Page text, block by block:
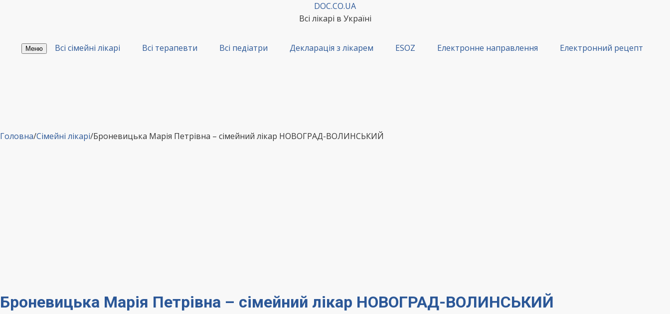
DOC.CO.UA
Всі лікарі в Україні
Меню Всі сімейні лікарі Всі терапевти Всі педіатри Декларація з лікарем ESOZ Електронне направлення Електронний рецепт
Головна/Сімейні лікарі/Броневицька Марія Петрівна – сімейний лікар НОВОГРАД-ВОЛИНСЬКИЙ
Броневицька Марія Петрівна – сімейний лікар НОВОГРАД-ВОЛИНСЬКИЙ